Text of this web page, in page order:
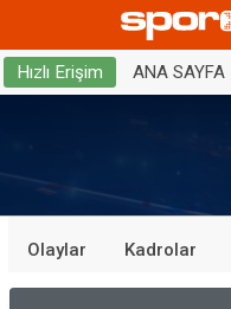
Hızlı Erişim ANA SAYFA
Olaylar Kadrolar